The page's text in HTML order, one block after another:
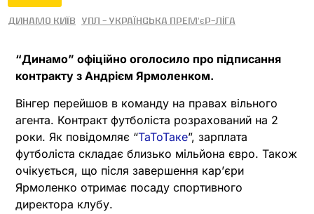
Динамо Київ УПЛ - Українська прем'єр-ліга
“Динамо” офіційно оголосило про підписання
контракту з Андрієм Ярмоленком.
Вінгер перейшов в команду на правах вільного
агента. Контракт футболіста розрахований на 2
роки. Як повідомляє “ТаТоТаке”, зарплата
футболіста складає близько мільйона євро. Також
очікується, що після завершення кар’єри
Ярмоленко отримає посаду спортивного
директора клубу.